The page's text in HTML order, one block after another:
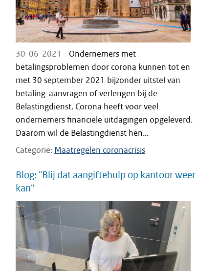
30-06-2021 - Ondernemers met
betalingsproblemen door corona kunnen tot en
met 30 september 2021 bijzonder uitstel van
betaling aanvragen of verlengen bij de
Belastingdienst. Corona heeft voor veel
ondernemers financiële uitdagingen opgeleverd.
Daarom wil de Belastingdienst hen...
Categorie Maatregelen coronacrisis
Blog: "Blij dat aangiftehulp op kantoor weer
kan"